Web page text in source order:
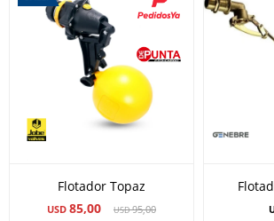
Flotador Topaz
USD 85,00 USD95,00